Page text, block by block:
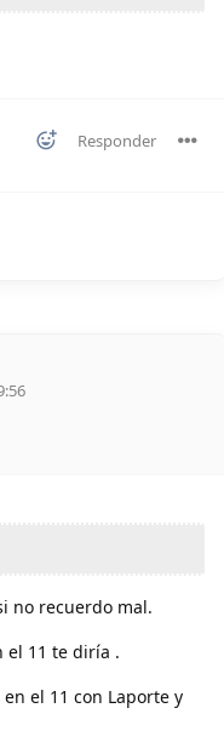
Responder
no recuerdo mal.
el 11 te diría .
el 11 con Laporte y